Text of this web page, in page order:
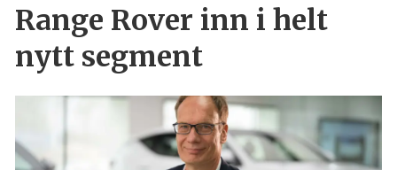
Range Rover inn i helt
nytt segment